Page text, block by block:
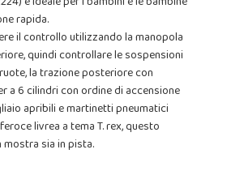
rapida.
il controllo utilizzando la manopola
quindi controllare le sospensioni
la trazione posteriore con
a 6 cilindri con ordine di accensione
apribili e martinetti pneumatici
livrea a tema T. rex, questo
sia in pista.